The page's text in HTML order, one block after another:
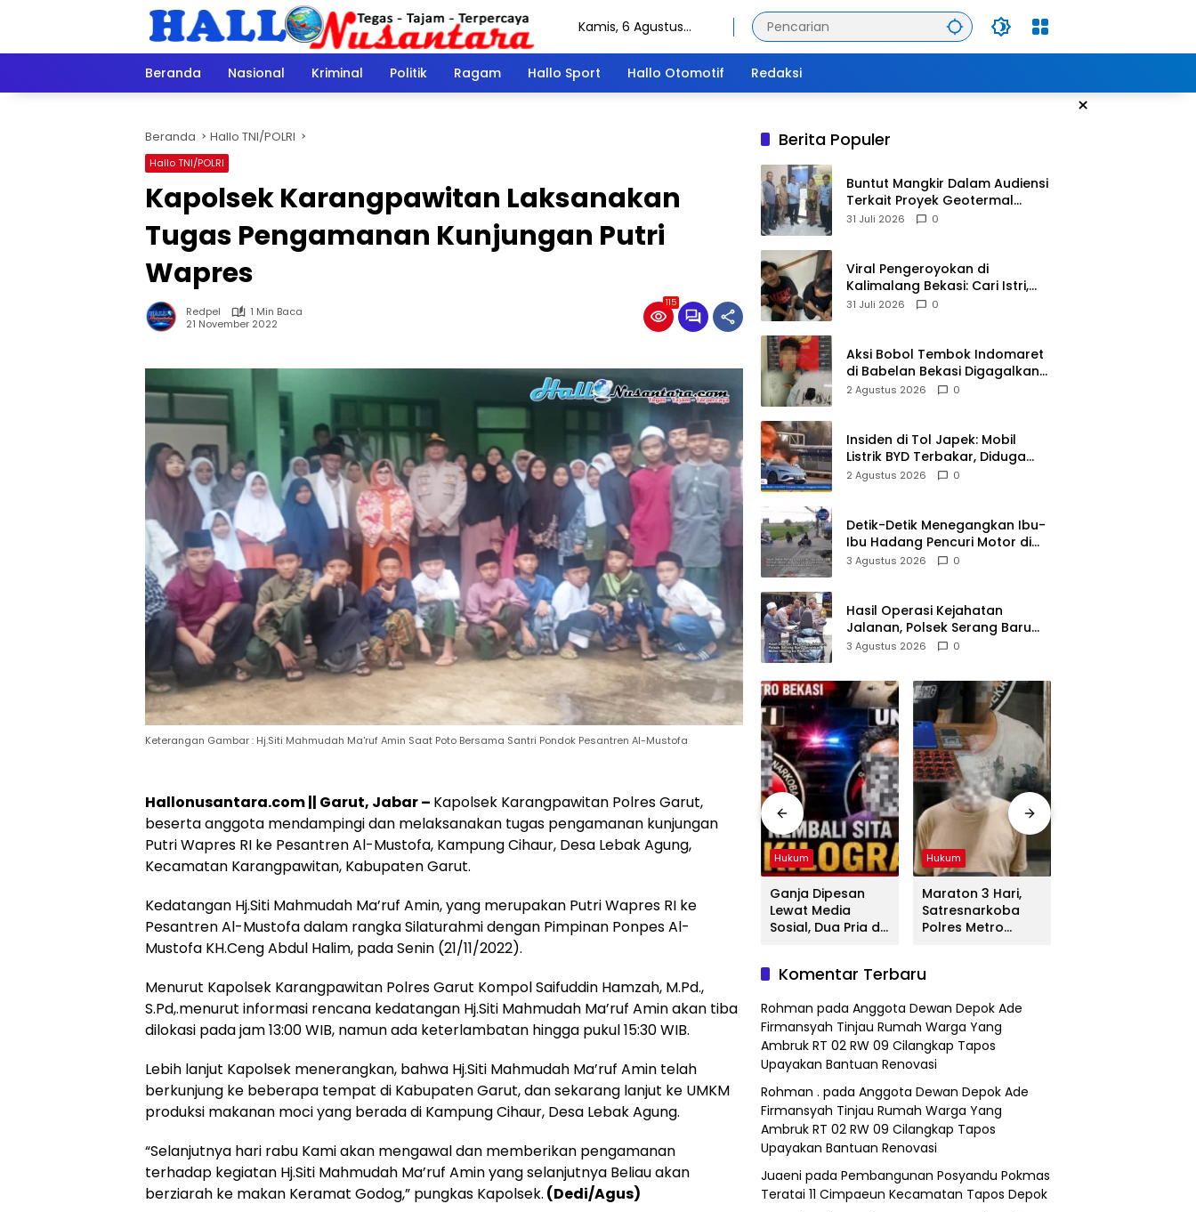
Kamis, 6 Agustus
Beranda
Nasional Kriminal Politik Ragam Hallo Sport Hallo Otomotif Redaksi
×
Beranda Hallo TNI/POLRI
Hallo TNI/POLRI
Kapolsek Karangpawitan Laksanakan
Tugas Pengamanan Kunjungan Putri
Wapres
Redpel
1 Min Baca
21 November 2022
115
Keterangan Gambar : Hj.Siti Mahmudah Ma'ruf Amin Saat Poto Bersama Santri Pondok Pesantren Al-Mustofa
Hallonusantara.com || Garut, Jabar – Kapolsek Karangpawitan Polres Garut,
beserta anggota mendampingi dan melaksanakan tugas pengamanan kunjungan
Putri Wapres RI ke Pesantren Al-Mustofa, Kampung Cihaur, Desa Lebak Agung,
Kecamatan Karangpawitan, Kabupaten Garut.
Kedatangan Hj.Siti Mahmudah Ma’ruf Amin, yang merupakan Putri Wapres RI ke
Pesantren Al-Mustofa dalam rangka Silaturahmi dengan Pimpinan Ponpes Al-
Mustofa KH.Ceng Abdul Halim, pada Senin (21/11/2022).
Menurut Kapolsek Karangpawitan Polres Garut Kompol Saifuddin Hamzah, M.Pd.,
S.Pd,.menurut informasi rencana kedatangan Hj.Siti Mahmudah Ma’ruf Amin akan tiba
dilokasi pada jam 13:00 WIB, namun ada keterlambatan hingga pukul 15:30 WIB.
Lebih lanjut Kapolsek menerangkan, bahwa Hj.Siti Mahmudah Ma’ruf Amin telah
berkunjung ke beberapa tempat di Kabupaten Garut, dan sekarang lanjut ke UMKM
produksi makanan moci yang berada di Kampung Cihaur, Desa Lebak Agung.
“Selanjutnya hari rabu Kami akan mengawal dan memberikan pengamanan
terhadap kegiatan Hj.Siti Mahmudah Ma’ruf Amin yang selanjutnya Beliau akan
berziarah ke makan Keramat Godog,” pungkas Kapolsek. (Dedi/Agus)
Berita Populer
Buntut Mangkir Dalam Audiensi
Terkait Proyek Geotermal
Tampomas, Bupati Sumedang
31 Juli 2026 0
Viral Pengeroyokan di
Kalimalang Bekasi: Cari Istri,
Suami Malah Dianiaya
31 Juli 2026 0
Aksi Bobol Tembok Indomaret
di Babelan Bekasi Digagalkan
Satpam dan Warga, Dua
2 Agustus 2026 0
Insiden di Tol Japek: Mobil
Listrik BYD Terbakar, Diduga
Gangguan Korsleting Listrik
2 Agustus 2026 0
Detik-Detik Menegangkan Ibu-
Ibu Hadang Pencuri Motor di
Purwasari Karawang, Pelaku
3 Agustus 2026 0
Hasil Operasi Kejahatan
Jalanan, Polsek Serang Baru
Serahkan Motor Hilang ke
3 Agustus 2026 0
Sosok Terduga
Pembunuh Lansia
di Deli Serdang
Ternyata Oknum
Polisi Tetangga
Korban
Kakek Diduga
Tunawisma
Dikeluhkan
Penumpang dan
Turun dari
TransJakarta
Karena Bau
Badan
Hukum
Kejahatan
Jalanan, Polsek
Serang Baru
Serahkan Motor
Hilang ke Pemilik
Hukum
Menegangkan
Ibu-Ibu Hadang
Karawang, Pelaku
Lolos di Tengah
Keramaian!
Hukum
Ganja Dipesan
Lewat Media
Sosial, Dua Pria di
Satresnarkoba
Bekasi
Hukum
Maraton 3 Hari,
Satresnarkoba
Polres Metro
Ganja, dan
Komentar Terbaru
Rohman pada Anggota Dewan Depok Ade
Firmansyah Tinjau Rumah Warga Yang
Ambruk RT 02 RW 09 Cilangkap Tapos
Upayakan Bantuan Renovasi
Rohman . pada Anggota Dewan Depok Ade
Firmansyah Tinjau Rumah Warga Yang
Ambruk RT 02 RW 09 Cilangkap Tapos
Upayakan Bantuan Renovasi
Juaeni pada Pembangunan Posyandu Pokmas
Teratai 11 Cimpaeun Kecamatan Tapos Depok